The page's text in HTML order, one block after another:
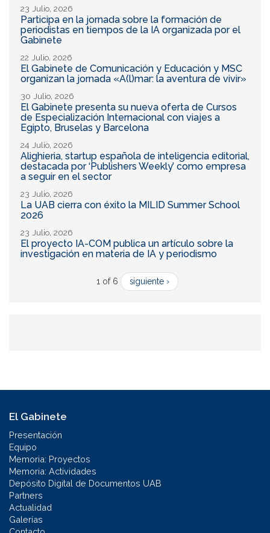
23 Julio, 2026
Participa en la jornada sobre la formación de
periodistas en tiempos de la IA organizada por el
Gabinete
22 Julio, 2026
El Gabinete de Comunicación y Educación y MSC
organizan la jornada «A(l)mar: la aventura de vivir»
30 Julio, 2026
El Gabinete presenta su nueva oferta de Cursos
de Especialización Internacional con viajes a
Egipto, Bruselas y Barcelona
24 Julio, 2026
Alighieria, startup española de inteligencia editorial,
destacada por ‘Publishers Weekly’ como empresa
a seguir en el sector
23 Julio, 2026
La UAB cierra con éxito la MILID Summer School
2026
23 Julio, 2026
El proyecto IA-COM publica un artículo sobre la
investigación en materia de IA y periodismo
1 of 6 siguiente ›
El Gabinete
Presentación
Equipo
Memoria: Proyectos
Memoria: Actividades
Depósito Digital de Documentos UAB
Partners
Actualidad
Galerías